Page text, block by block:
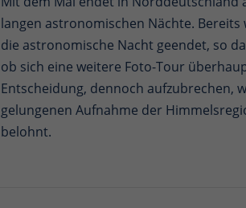
langen astronomischen Nächte. Bereits
die astronomische Nacht geendet, so
ob sich eine weitere Foto-Tour
Entscheidung, dennoch aufzubrechen,
gelungenen Aufnahme der
belohnt.